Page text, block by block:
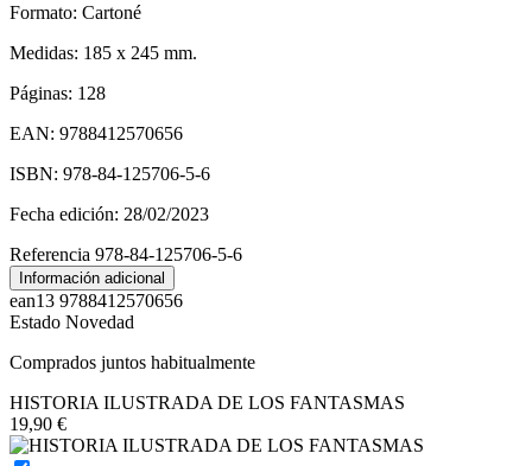
Formato: Cartoné
Medidas: 185 x 245 mm.
Páginas: 128
EAN: 9788412570656
ISBN: 978-84-125706-5-6
Fecha edición: 28/02/2023
Referencia 978-84-125706-5-6
Información adicional
ean13 9788412570656
Estado Novedad
Comprados juntos habitualmente
HISTORIA ILUSTRADA DE LOS FANTASMAS
19,90 €